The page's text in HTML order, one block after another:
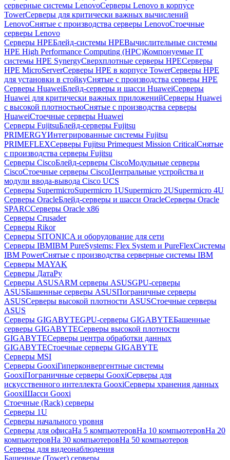
серверные системы LenovoСерверы Lenovo в корпусе
TowerСерверы для критически важных вычислений
LenovoСнятые с производства серверы LenovoСтоечные
серверы Lenovo
Серверы HPEБлейд-системы HPEВычислительные системы
HPE High Performance Computing (HPC)Компонуемые IT
системы HPE SynergyСверхплотные серверы HPEСерверы
HPE MicroServerСерверы HPE в корпусе TowerСерверы HPE
для установки в стойкуСнятые с производства серверы HPE
Серверы HuaweiБлейд-серверы и шасси HuaweiСерверы
Huawei для критически важных приложенийСерверы Huawei
с высокой плотностьюСнятые с производства серверы
HuaweiСтоечные серверы Huawei
Серверы FujitsuБлейд-серверы Fujitsu
PRIMERGYИнтегрированные системы Fujitsu
PRIMEFLEXСерверы Fujitsu Primequest Mission CriticalСнятые
с производства серверы Fujitsu
Серверы CiscoБлейд-серверы CiscoМодульные серверы
CiscoСтоечные серверы CiscoЦентральные устройства и
модули ввода-вывода Cisco UCS
Серверы SupermicroSupermicro 1USupermicro 2USupermicro 4U
Серверы OracleБлейд-серверы и шасси OracleСерверы Oracle
SPARCСерверы Oracle x86
Серверы Crusader
Серверы Rikor
Серверы SITONICA и оборудование для сети
Серверы IBMIBM PureSystems: Flex System и PureFlexСистемы
IBM PowerСнятые с производства серверные системы IBM
Серверы MAYAK
Серверы ДатаРу
Серверы ASUSARM серверы ASUSGPU-серверы
ASUSБашенные серверы ASUSПограничные серверы
ASUSСерверы высокой плотности ASUSСтоечные серверы
ASUS
Серверы GIGABYTEGPU-серверы GIGABYTEБашенные
серверы GIGABYTEСерверы высокой плотности
GIGABYTEСерверы центра обработки данных
GIGABYTEСтоечные серверы GIGABYTE
Серверы MSI
Серверы GooxiГиперконвергентные системы
GooxiПограничные серверы GooxiСерверы для
искусственного интеллекта GooxiСерверы хранения данных
GooxiШасси Gooxi
Стоечные (Rack) серверы
Серверы 1U
Серверы начального уровня
Серверы для офисаНа 5 компьютеровНа 10 компьютеровНа 20
компьютеровНа 30 компьютеровНа 50 компьютеров
Серверы для видеонаблюдения
Башенные (Tower) серверы